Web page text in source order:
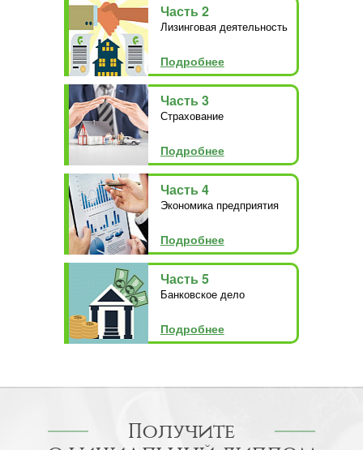
Часть 2
Лизинговая деятельность
Подробнее
Часть 3
Страхование
Подробнее
Часть 4
Экономика предприятия
Подробнее
Часть 5
Банковское дело
Подробнее
Получите